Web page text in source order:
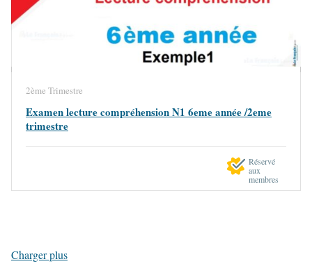
2ème Trimestre
Examen lecture compréhension N1 6eme année /2eme
trimestre
Réservé
aux
membres
Charger plus